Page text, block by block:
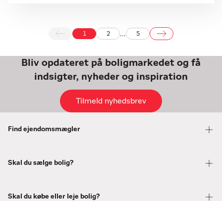
2 ... 5
Bliv opdateret på boligmarkedet og få
indsigter, nyheder og inspiration
Tilmeld nyhedsbrev
Find ejendomsmægler
Skal du sælge bolig?
Skal du købe eller leje bolig?